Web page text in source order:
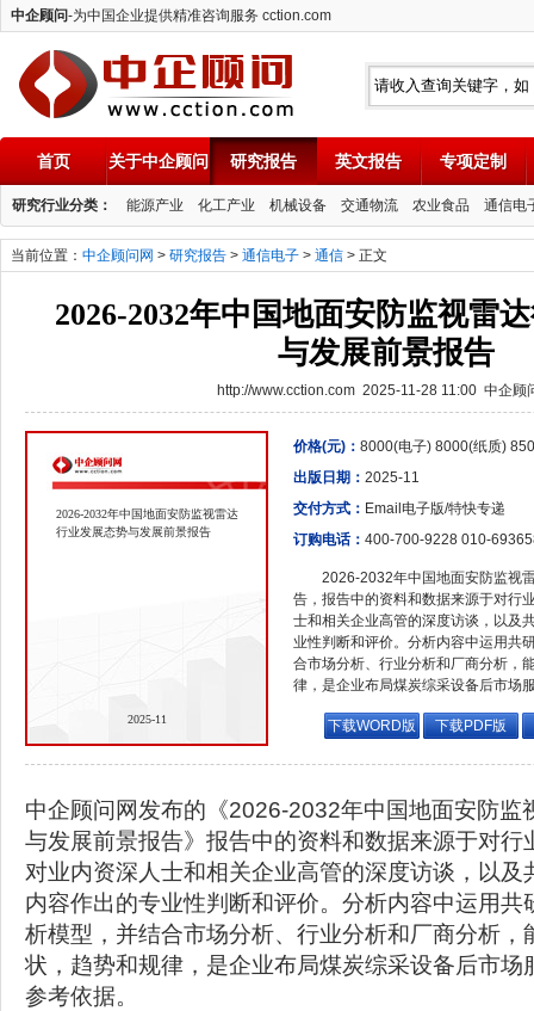
中企顾问-为中国企业提供精准咨询服务 cction.com
中企顾问
首页 关于中企顾问 研究报告 英文报告 专项定制
研究行业分类： 能源产业 化工产业 机械设备 交通物流 农业食品 通信电
当前位置： 中企顾问网 > 研究报告 > 通信电子 > 通信 > 正文
2026-2032年中国地面安防监视雷
与发展前景报告
http://www.cction.com 2025-11-28 11:00 中企顾
2026-2032年中国地面安防监视雷达
行业发展态势与发展前景报告
2025-11
价格(元)： 8000(电子) 8000(纸质)
出版日期： 2025-11
交付方式： Email电子版/特快专递
订购电话： 400-700-9228 010-
2026-2032年中国地面安防监视
告，报告中的资料和数据来源于对行
士和相关企业高管的深度访谈，以及
业性判断和评价。分析内容中运用共
合市场分析、行业分析和厂商分析，
律，是企业布局煤炭综采设备后市场
下载WORD版 下载PDF版
中企顾问网发布的《2026-2032年中国地面安防监
与发展前景报告》报告中的资料和数据来源于对行
对业内资深人士和相关企业高管的深度访谈，以及
内容作出的专业性判断和评价。分析内容中运用共
析模型，并结合市场分析、行业分析和厂商分析，
状，趋势和规律，是企业布局煤炭综采设备后市场
参考依据。